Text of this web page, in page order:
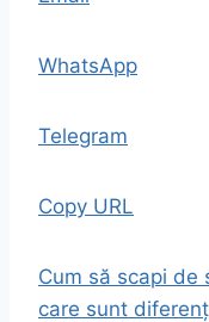
WhatsApp
Telegram
Copy URL
Cum să scapi de
care sunt